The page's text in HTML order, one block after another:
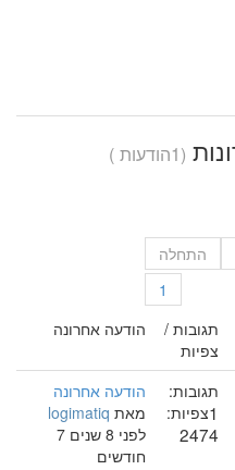
(1הודעות )
התחלה
1
תגובות /
צפיות
הודעה אחרונה
תגובות:
1צפיות:
2474
הודעה אחרונה
מאת logimatiq
לפני 8 שנים 7
חודשים